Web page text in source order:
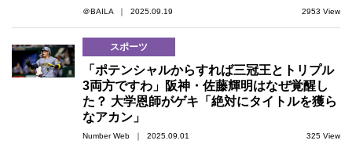
＠BAILA ｜ 2025.09.19 2953 View
スポーツ
「ポテンシャルからすれば三冠王とトリプル
3両方ですわ」阪神・佐藤輝明はなぜ覚醒し
た？ 大学恩師がゲキ「絶対にタイトルを獲ら
なアカン」
Number Web ｜ 2025.09.01 325 View